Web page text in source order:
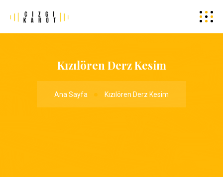
Kızılören Derz Kesim
Ana Sayfa Kızılören Derz Kesim